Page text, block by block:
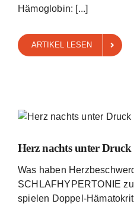
Hämoglobin: [...]
ARTIKEL LESEN
Herz nachts unter Druck
Was haben
SCHLAFHYPERTONIE
spielen Doppel-